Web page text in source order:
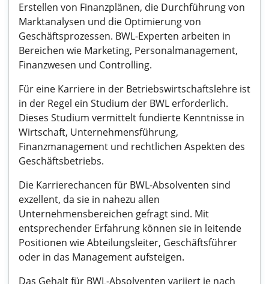
Erstellen von Finanzplänen, die Durchführung von
Marktanalysen und die Optimierung von
Geschäftsprozessen. BWL-Experten arbeiten in
Bereichen wie Marketing, Personalmanagement,
Finanzwesen und Controlling.
Für eine Karriere in der Betriebswirtschaftslehre ist
in der Regel ein Studium der BWL erforderlich.
Dieses Studium vermittelt fundierte Kenntnisse in
Wirtschaft, Unternehmensführung,
Finanzmanagement und rechtlichen Aspekten des
Geschäftsbetriebs.
Die Karrierechancen für BWL-Absolventen sind
exzellent, da sie in nahezu allen
Unternehmensbereichen gefragt sind. Mit
entsprechender Erfahrung können sie in leitende
Positionen wie Abteilungsleiter, Geschäftsführer
oder in das Management aufsteigen.
Das Gehalt für BWL-Absolventen variiert je nach